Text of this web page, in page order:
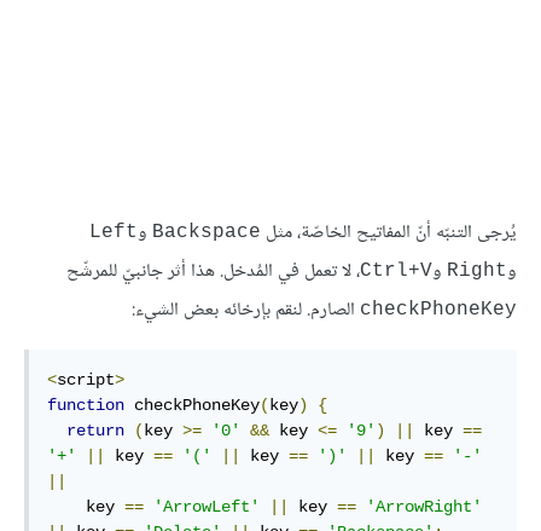
يُرجى التنبّه أنّ المفاتيح الخاصّة، مثل Backspace وLeft
وRight وCtrl+V، لا تعمل في المُدخل. هذا أثر جانبيّ للمرشّح
checkPhoneKey الصارم. لنقم بإرخائه بعض الشيء:
<script>
function checkPhoneKey(key)
{
return
(key >= '0' && key <= '9' ) || key ==
'+'
|| key == '(' || key == ')' || key ==
'-'
||
    key
== 'ArrowLeft' || key ==
'ArrowRight'